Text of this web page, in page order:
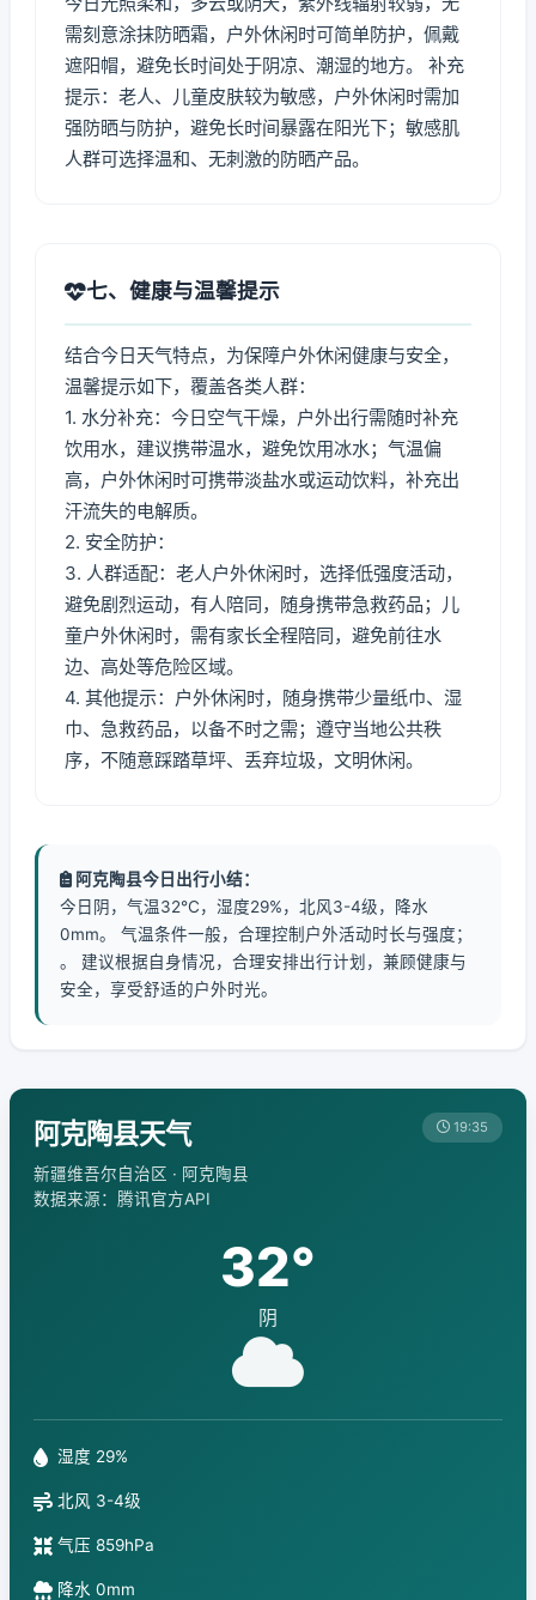
需刻意涂抹防晒霜，户外休闲时可简单防护，佩戴
遮阳帽，避免长时间处于阴凉、潮湿的地方。 补充
提示：老人、儿童皮肤较为敏感，户外休闲时需加
强防晒与防护，避免长时间暴露在阳光下；敏感肌
人群可选择温和、无刺激的防晒产品。
七、健康与温馨提示
结合今日天气特点，为保障户外休闲健康与安全，
温馨提示如下，覆盖各类人群：
1. 水分补充：今日空气干燥，户外出行需随时补充
饮用水，建议携带温水，避免饮用冰水；气温偏
高，户外休闲时可携带淡盐水或运动饮料，补充出
汗流失的电解质。
2. 安全防护：
3. 人群适配：老人户外休闲时，选择低强度活动，
避免剧烈运动，有人陪同，随身携带急救药品；儿
童户外休闲时，需有家长全程陪同，避免前往水
边、高处等危险区域。
4. 其他提示：户外休闲时，随身携带少量纸巾、湿
巾、急救药品，以备不时之需；遵守当地公共秩
序，不随意踩踏草坪、丢弃垃圾，文明休闲。
阿克陶县今日出行小结：
今日阴，气温32℃，湿度29%，北风3-4级，降水
0mm。 气温条件一般，合理控制户外活动时长与强度；
。 建议根据自身情况，合理安排出行计划，兼顾健康与
安全，享受舒适的户外时光。
阿克陶县天气
新疆维吾尔自治区 · 阿克陶县
数据来源：腾讯官方API
19:35
32°
阴
湿度 29%
北风 3-4级
气压 859hPa
降水 0mm